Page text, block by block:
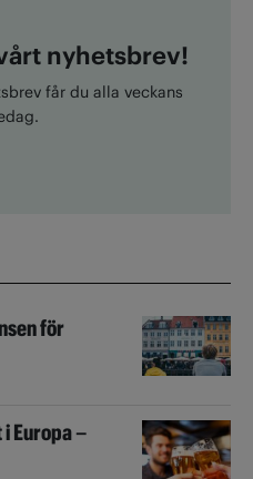
nyhetsbrev!
får du alla veckans
för
Europa –